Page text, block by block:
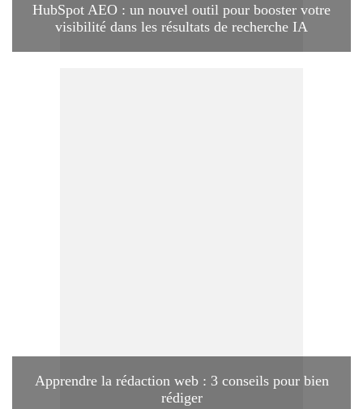
HubSpot AEO : un nouvel outil pour booster votre
visibilité dans les résultats de recherche IA
Apprendre la rédaction web : 3 conseils pour bien
rédiger